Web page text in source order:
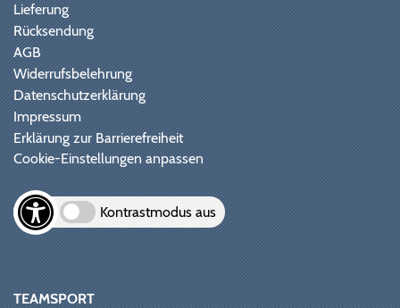
Lieferung
Rücksendung
AGB
Widerrufsbelehrung
Datenschutzerklärung
Impressum
Erklärung zur Barrierefreiheit
Cookie-Einstellungen anpassen
Kontrastmodus aus
TEAMSPORT